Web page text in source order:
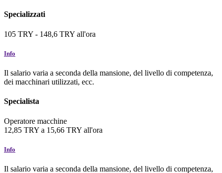
Specializzati
105 TRY - 148,6 TRY all'ora
Info
Il salario varia a seconda della mansione, del livello di competenza,
dei macchinari utilizzati, ecc.
Specialista
Operatore macchine
12,85 TRY a 15,66 TRY all'ora
Info
Il salario varia a seconda della mansione, del livello di competenza,